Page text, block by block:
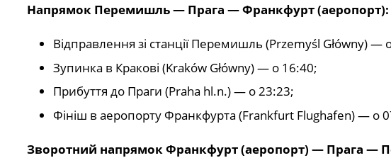
Напрямок Перемишль — Прага — Франкфурт (аеропорт):
Відправлення зі станції Перемишль (Przemyśl Główny) —
Зупинка в Кракові (Kraków Główny) — о 16:40;
Прибуття до Праги (Praha hl.n.) — о 23:23;
Фініш в аеропорту Франкфурта (Frankfurt Flughafen) — о
Зворотний напрямок Франкфурт (аеропорт) — Прага —